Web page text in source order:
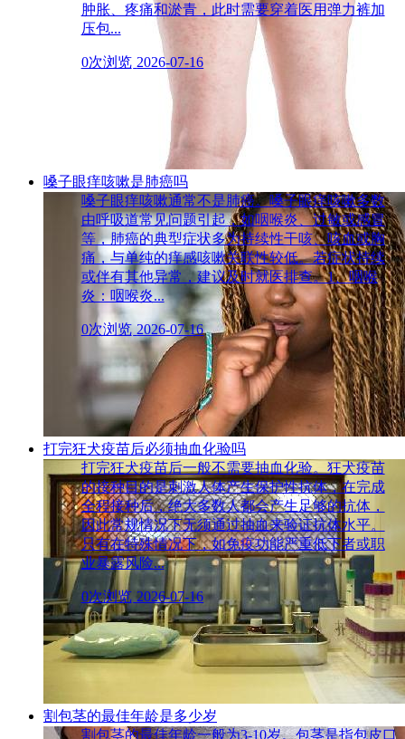
肿胀、疼痛和淤青，此时需要穿着医用弹力裤加
压包...
0次浏览 2026-07-16
嗓子眼痒咳嗽是肺癌吗
嗓子眼痒咳嗽通常不是肺癌。嗓子眼痒咳嗽多数
由呼吸道常见问题引起，如咽喉炎、过敏或感冒
等，肺癌的典型症状多为持续性干咳、咳血或胸
痛，与单纯的痒感咳嗽关联性较低。若症状持续
或伴有其他异常，建议及时就医排查。1、咽喉
炎：咽喉炎...
0次浏览 2026-07-16
打完狂犬疫苗后必须抽血化验吗
打完狂犬疫苗后一般不需要抽血化验。狂犬疫苗
的接种目的是刺激人体产生保护性抗体，在完成
全程接种后，绝大多数人都会产生足够的抗体，
因此常规情况下无须通过抽血来验证抗体水平。
只有在特殊情况下，如免疫功能严重低下者或职
业暴露风险...
0次浏览 2026-07-16
割包茎的最佳年龄是多少岁
割包茎的最佳年龄一般为3-10岁。包茎是指包皮口